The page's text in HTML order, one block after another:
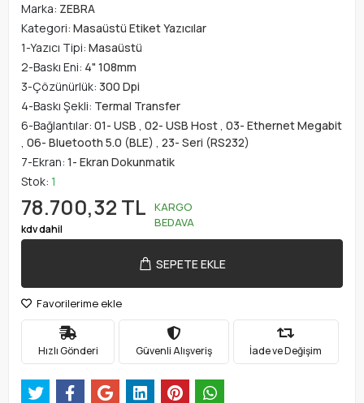
Marka: ZEBRA
Kategori: Masaüstü Etiket Yazıcılar
1-Yazıcı Tipi: Masaüstü
2-Baskı Eni: 4" 108mm
3-Çözünürlük: 300 Dpi
4-Baskı Şekli: Termal Transfer
6-Bağlantılar: 01- USB , 02- USB Host, 03- Ethernet Megabit
, 06- Bluetooth 5.0 (BLE) , 23- Seri (RS232)
7-Ekran: 1- Ekran Dokunmatik
Stok: 1
78.700,32 TL
kdv dahil
KARGO
BEDAVA
SEPETE EKLE
Favorilerime ekle
Hızlı Gönderi Güvenli Alışveriş İade ve Değişim